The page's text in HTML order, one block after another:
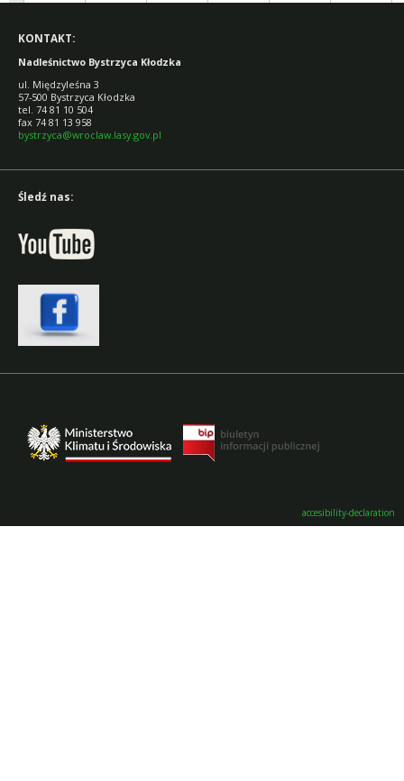
KONTAKT:
Nadleśnictwo Bystrzyca Kłodzka
ul. Międzyleśna 3
57-500 Bystrzyca Kłodzka
tel. 74 81 10 504
fax 74 81 13 958
bystrzyca@wroclaw.lasy.gov.pl
Śledź nas:
accesibility-declaration